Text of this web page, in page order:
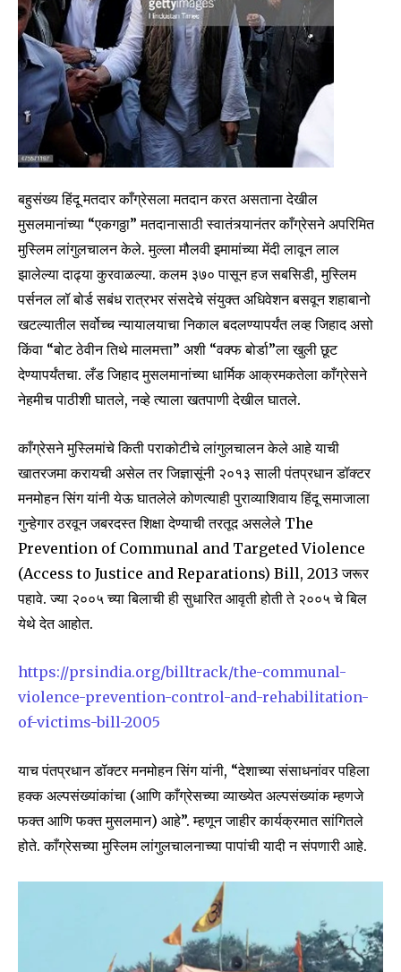
बहुसंख्य हिंदू मतदार काँग्रेसला मतदान करत असताना देखील
मुसलमानांच्या “एकगठ्ठा” मतदानासाठी स्वातंत्र्यानंतर काँग्रेसने अपरिमित
मुस्लिम लांगुलचालन केले. मुल्ला मौलवी इमामांच्या मेंदी लावून लाल
झालेल्या दाढ्या कुरवाळल्या. कलम ३७० पासून हज सबसिडी, मुस्लिम
पर्सनल लॉ बोर्ड सबंध रात्रभर संसदेचे संयुक्त अधिवेशन बसवून शहाबानो
खटल्यातील सर्वोच्च न्यायालयाचा निकाल बदलण्यापर्यंत लव्ह जिहाद असो
किंवा “बोट ठेवीन तिथे मालमत्ता” अशी “वक्फ बोर्डा”ला खुली छूट
देण्यापर्यंतचा. लँड जिहाद मुसलमानांच्या धार्मिक आक्रमकतेला काँग्रेसने
नेहमीच पाठीशी घातले, नव्हे त्याला खतपाणी देखील घातले.
काँग्रेसने मुस्लिमांचे किती पराकोटीचे लांगुलचालन केले आहे याची
खातरजमा करायची असेल तर जिज्ञासूंनी २०१३ साली पंतप्रधान डॉक्टर
मनमोहन सिंग यांनी येऊ घातलेले कोणत्याही पुराव्याशिवाय हिंदू समाजाला
गुन्हेगार ठरवून जबरदस्त शिक्षा देण्याची तरतूद असलेले The
Prevention of Communal and Targeted Violence
(Access to Justice and Reparations) Bill, 2013 जरूर
पहावे. ज्या २००५ च्या बिलाची ही सुधारित आवृती होती ते २००५ चे बिल
येथे देत आहोत.
https://prsindia.org/billtrack/the-communal-
violence-prevention-control-and-rehabilitation-
of-victims-bill-2005
याच पंतप्रधान डॉक्टर मनमोहन सिंग यांनी, “देशाच्या संसाधनांवर पहिला
हक्क अल्पसंख्यांकांचा (आणि काँग्रेसच्या व्याख्येत अल्पसंख्यांक म्हणजे
फक्त आणि फक्त मुसलमान) आहे”. म्हणून जाहीर कार्यक्रमात सांगितले
होते. काँग्रेसच्या मुस्लिम लांगुलचालनाच्या पापांची यादी न संपणारी आहे.